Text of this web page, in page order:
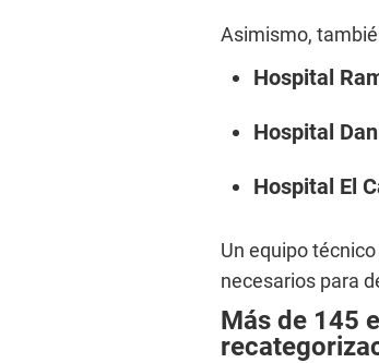
Asimismo,
Hospital
Hospital
Hospital El
Un equipo
necesarios para
Más de 145